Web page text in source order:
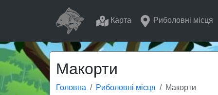
Карта Риболовні місця
Макорти
Головна Риболовні місця Макорти